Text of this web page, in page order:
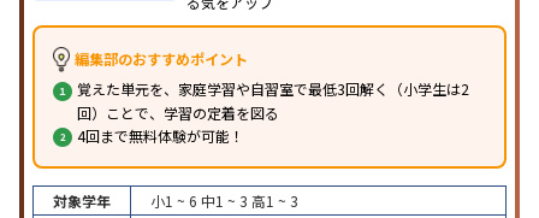
編集部のおすすめポイント
覚えた単元を、家庭学習や自習室で最低3回解く（小学生は2
回）ことで、学習の定着を図る
4回まで無料体験が可能！
対象学年 小1 ~ 6 中1 ~ 3 高1 ~ 3